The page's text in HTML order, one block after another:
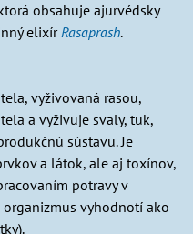
obsahuje ajurvédsky
elixírRasaprash.
vyživovaná rasou,
a vyživuje svaly, tuk,
sústavu. Je
a látok, ale aj toxínov,
potravy v
organizmus vyhodnotí ako